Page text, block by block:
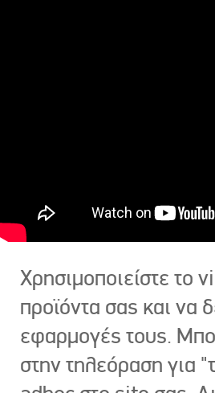
Χρησιμοποιείστε το
προϊόντα σας και να
εφαρμογές τους.
στην τηλεόραση για